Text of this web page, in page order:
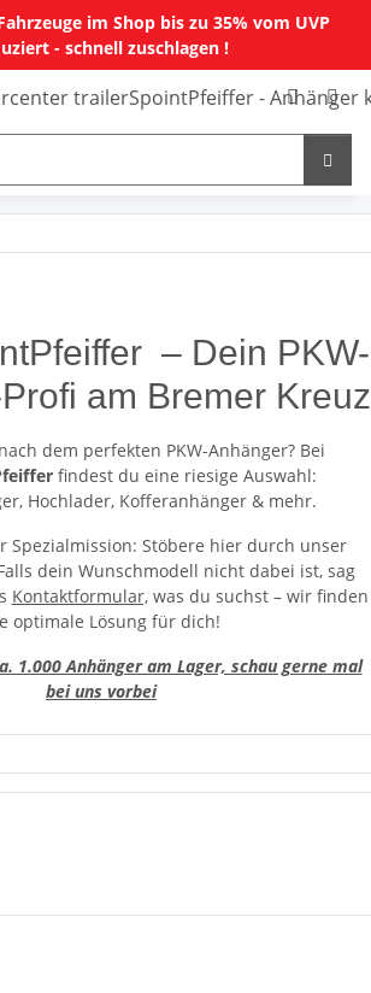
im Shop bis zu 35% vom UVP
- schnell zuschlagen !
– Dein PKW-
am Bremer Kreuz
dem perfekten PKW-Anhänger? Bei
findest du eine riesige Auswahl:
Hochlader, Kofferanhänger & mehr.
Spezialmission: Stöbere hier durch unser
dein Wunschmodell nicht dabei ist, sag
Kontaktformular,was du suchst – wir finden
optimale Lösung für dich!
1.000 Anhänger am Lager, schau gerne mal
bei uns vorbei